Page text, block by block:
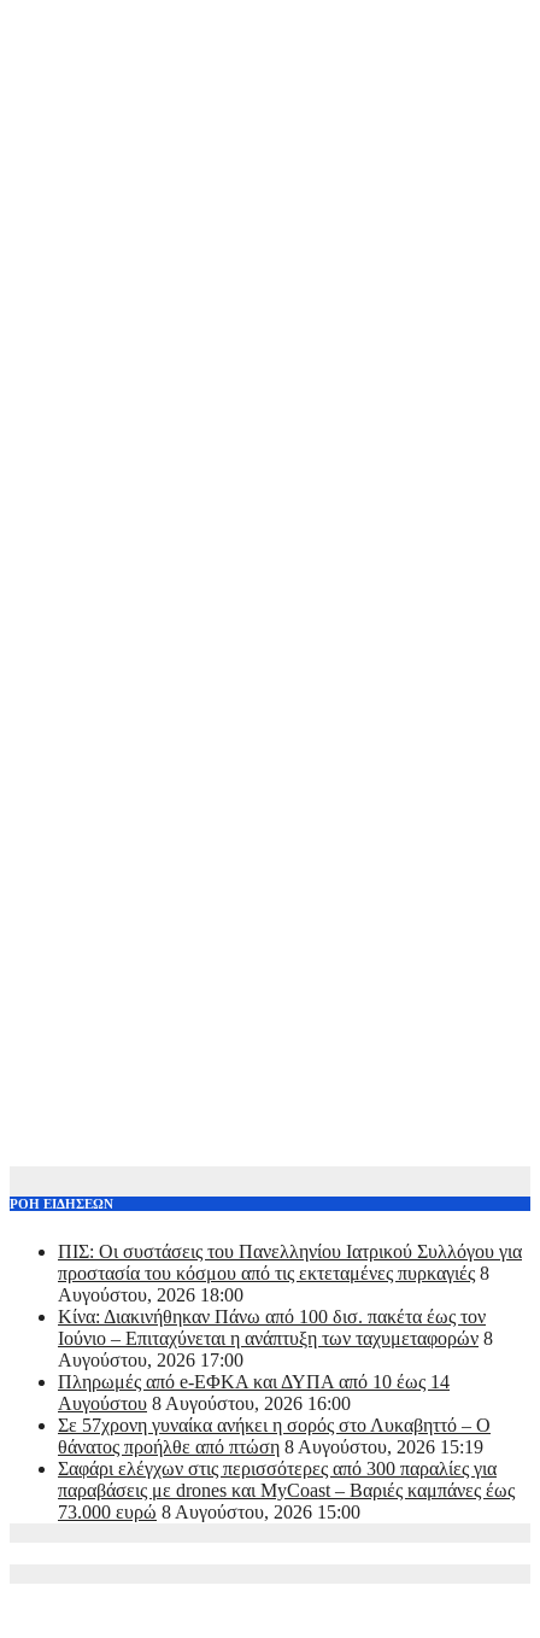
ΡΟΗ ΕΙΔΗΣΕΩΝ
ΠΙΣ: Οι συστάσεις του Πανελληνίου Ιατρικού Συλλόγου για
προστασία του κόσμου από τις εκτεταμένες πυρκαγιές 8
Αυγούστου, 2026 18:00
Κίνα: Διακινήθηκαν Πάνω από 100 δισ. πακέτα έως τον
Ιούνιο – Επιταχύνεται η ανάπτυξη των ταχυμεταφορών 8
Αυγούστου, 2026 17:00
Πληρωμές από e-ΕΦΚΑ και ΔΥΠΑ από 10 έως 14
Αυγούστου 8 Αυγούστου, 2026 16:00
Σε 57χρονη γυναίκα ανήκει η σορός στο Λυκαβηττό – Ο
θάνατος προήλθε από πτώση 8 Αυγούστου, 2026 15:19
Σαφάρι ελέγχων στις περισσότερες από 300 παραλίες για
παραβάσεις με drones και MyCoast – Βαριές καμπάνες έως
73.000 ευρώ 8 Αυγούστου, 2026 15:00